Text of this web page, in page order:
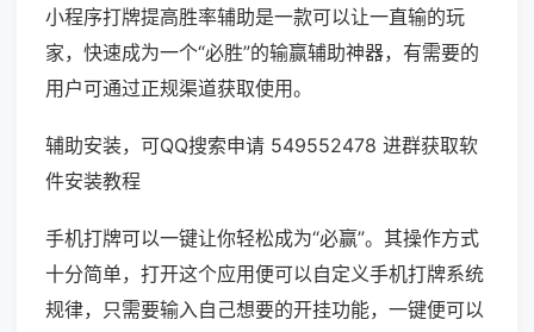
小程序打牌提高胜率辅助是一款可以让一直输的玩
家，快速成为一个“必胜”的输赢辅助神器，有需要的
用户可通过正规渠道获取使用。
辅助安装，可QQ搜索申请 549552478 进群获取软
件安装教程
手机打牌可以一键让你轻松成为“必赢”。其操作方式
十分简单，打开这个应用便可以自定义手机打牌系统
规律，只需要输入自己想要的开挂功能，一键便可以